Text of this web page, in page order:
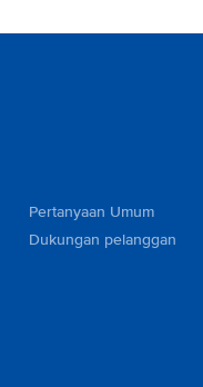
Pertanyaan Umum
Dukungan pelanggan